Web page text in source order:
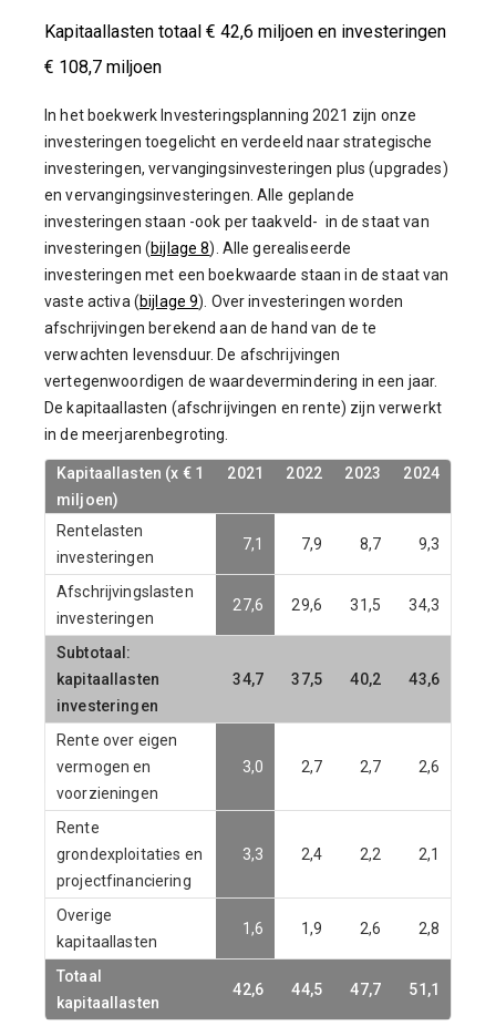
Kapitaallasten totaal € 42,6 miljoen en investeringen
€ 108,7 miljoen
In het boekwerk Investeringsplanning 2021 zijn onze
investeringen toegelicht en verdeeld naar strategische
investeringen, vervangingsinvesteringen plus (upgrades)
en vervangingsinvesteringen. Alle geplande
investeringen staan -ook per taakveld- in de staat van
investeringen (bijlage 8). Alle gerealiseerde
investeringen met een boekwaarde staan in de staat van
vaste activa (bijlage 9). Over investeringen worden
afschrijvingen berekend aan de hand van de te
verwachten levensduur. De afschrijvingen
vertegenwoordigen de waardevermindering in een jaar.
De kapitaallasten (afschrijvingen en rente) zijn verwerkt
in de meerjarenbegroting.
Kapitaallasten (x € 1
miljoen)
2021 2022 2023 2024
Kapitaallasten (x € 1
miljoen)
2021 2022 2023 2024
Rentelasten
investeringen
7,1 7,9 8,7 9,3
Afschrijvingslasten
investeringen
27,6 29,6 31,5 34,3
Subtotaal:
kapitaallasten
investeringen
34,7 37,5 40,2 43,6
Rente over eigen
vermogen en
voorzieningen
3,0 2,7 2,7 2,6
Rente
grondexploitaties en
projectfinanciering
3,3 2,4 2,2 2,1
Overige
kapitaallasten
1,6 1,9 2,6 2,8
Totaal
kapitaallasten
42,6 44,5 47,7 51,1